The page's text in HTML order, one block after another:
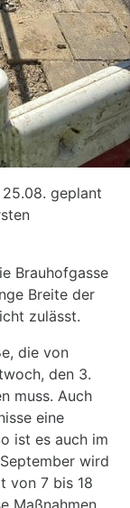
geplant
Brauhofgasse
Breite der
zulässt.
die von
den 3.
muss. Auch
eine
ist es auch im
wird
von 7 bis 18